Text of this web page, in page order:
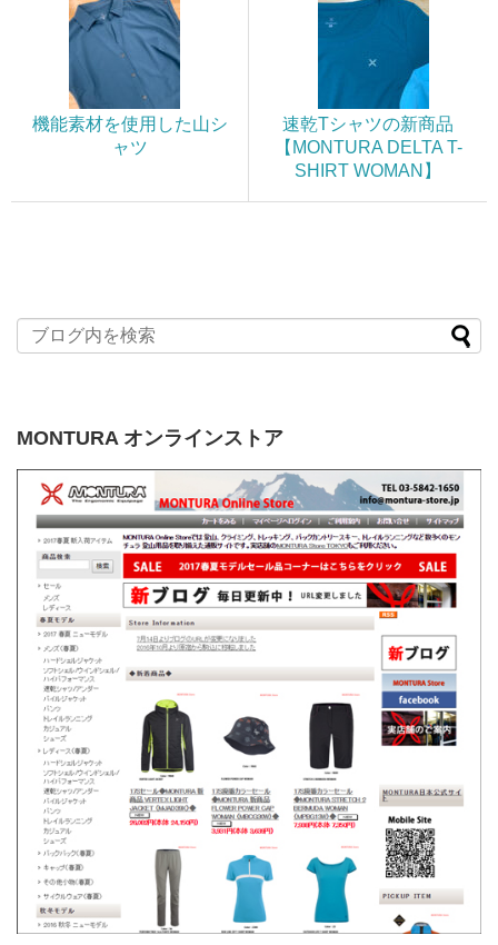
機能素材を使用した山シ
ャツ
速乾Tシャツの新商品
【MONTURA DELTA T-
SHIRT WOMAN】
MONTURA オンラインストア